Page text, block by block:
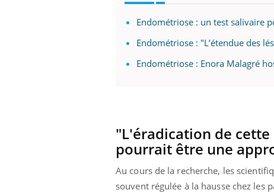
Endométriose : un test salivaire
Endométriose : "L’étendue des
Endométriose : Enora Malagré
"L'éradication de
pourrait être une
Au cours de la recherche, les
souvent régulée à la hausse chez les